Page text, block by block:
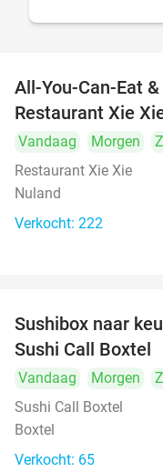
All-You-Can-Eat
Restaurant Xie
Vandaag Morgen
Restaurant Xie Xie
Nuland
Verkocht: 222
Sushibox naar
Sushi Call Boxtel
Vandaag Morgen
Sushi Call Boxtel
Boxtel
Verkocht: 65